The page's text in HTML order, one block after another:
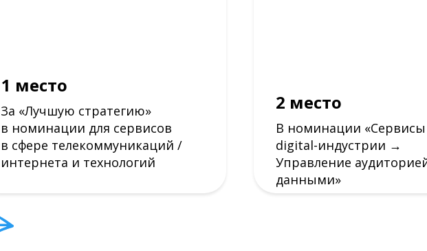
1 место
За «Лучшую стратегию»
в номинации для сервисов
в сфере телекоммуникаций /
интернета и технологий
2 место
В номинации «‎Сервисы
digital-индустрии →
Управление
данными»